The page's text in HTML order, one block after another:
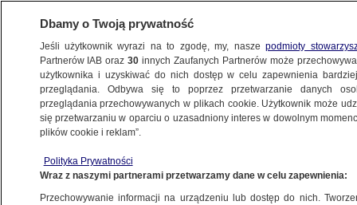
BIZNES
Z KRAJU
Nowe dane z rynku pracy
21.04.2021, 12:09
Dbamy o Twoją prywatność
Jeśli użytkownik wyrazi na to zgodę, my, naszepodmioty
Partnerów IAB oraz30 innych Zaufanych Partnerów może
użytkownika i uzyskiwać do nich dostęp w celu zapewnienia
przeglądania. Odbywa się to poprzez przetwarzanie danych
przeglądania przechowywanych w plikach cookie. Użytkownik może
się przetwarzaniu w oparciu o uzasadniony interes w dowolnym
plików cookie i reklam”.
Polityka Prywatności
Wraz z naszymi partnerami przetwarzamy dane w celu zapewnienia:
Przechowywanie informacji na urządzeniu lub dostęp do nich.